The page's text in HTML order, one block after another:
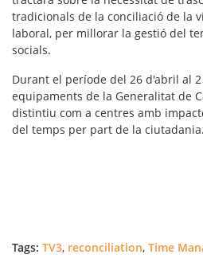
tradicionals de la conciliació de la
laboral, per millorar la gestió del
socials.
Durant el període del 26 d'abril al
equipaments de la Generalitat de
distintiu com a centres amb
del temps per part de la ciutadania.
Tags: TV3, reconciliation, Time